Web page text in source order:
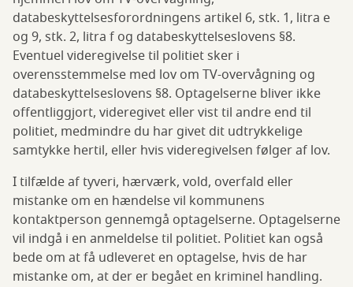
databeskyttelsesforordningens artikel 6, stk. 1, litra e
og 9, stk. 2, litra f og databeskyttelseslovens §8.
Eventuel videregivelse til politiet sker i
overensstemmelse med lov om TV-overvågning og
databeskyttelseslovens §8. Optagelserne bliver ikke
offentliggjort, videregivet eller vist til andre end til
politiet, medmindre du har givet dit udtrykkelige
samtykke hertil, eller hvis videregivelsen følger af lov.
I tilfælde af tyveri, hærværk, vold, overfald eller
mistanke om en hændelse vil kommunens
kontaktperson gennemgå optagelserne. Optagelserne
vil indgå i en anmeldelse til politiet. Politiet kan også
bede om at få udleveret en optagelse, hvis de har
mistanke om, at der er begået en kriminel handling.